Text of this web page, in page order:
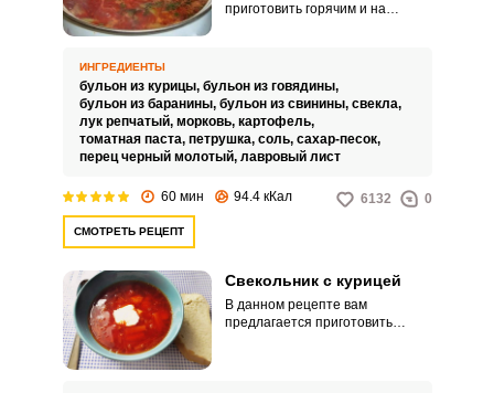
приготовить горячим и на
ИНГРЕДИЕНТЫ
бульон из курицы, бульон из говядины,
бульон из баранины, бульон из свинины, свекла,
лук репчатый, морковь, картофель,
томатная паста, петрушка, соль, сахар-песок,
перец черный молотый, лавровый лист
60 мин 94.4 кКал 6132 0
СМОТРЕТЬ РЕЦЕПТ
Свекольник с курицей
В данном рецепте вам
предлагается приготовить